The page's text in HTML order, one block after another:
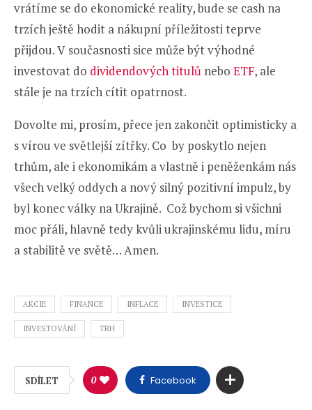
vrátíme se do ekonomické reality, bude se cash na
trzích ještě hodit a nákupní příležitosti teprve
přijdou. V současnosti sice může být výhodné
investovat do dividendových titulů nebo ETF, ale
stále je na trzích cítit opatrnost.
Dovolte mi, prosím, přece jen zakončit optimisticky a
s vírou ve světlejší zítřky. Co by poskytlo nejen
trhům, ale i ekonomikám a vlastně i peněženkám nás
všech velký oddych a nový silný pozitivní impulz, by
byl konec války na Ukrajině. Což bychom si všichni
moc přáli, hlavně tedy kvůli ukrajinskému lidu, míru
a stabilitě ve světě… Amen.
AKCIE FINANCE INFLACE INVESTICE
INVESTOVÁNÍ TRH
SDÍLET 0 Facebook